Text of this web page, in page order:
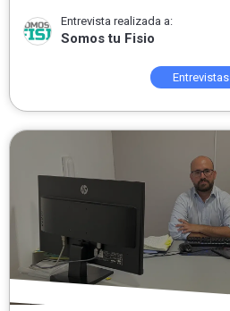
Entrevista realizada a:
Somos tu Fisio
Entrevistas